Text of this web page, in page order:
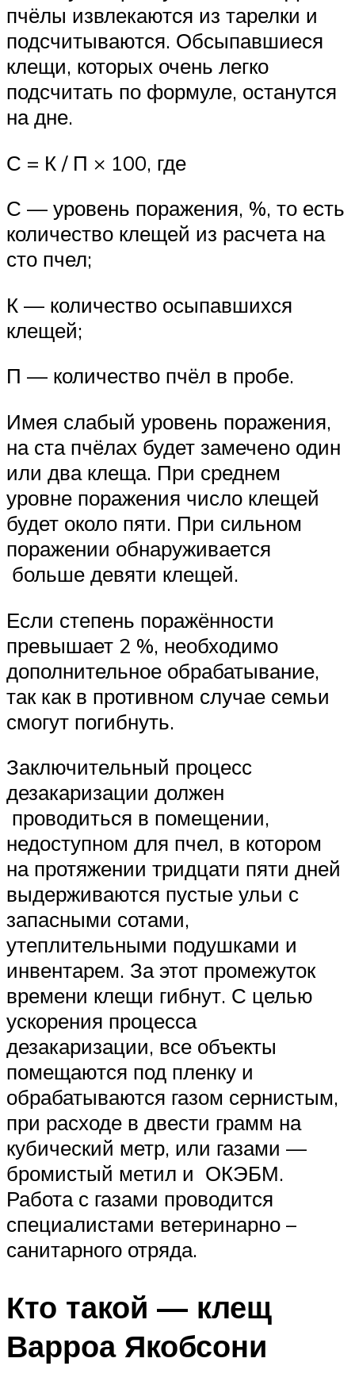
пчёлы извлекаются из тарелки и
подсчитываются. Обсыпавшиеся
клещи, которых очень легко
подсчитать по формуле, останутся
на дне.
С = К / П × 100, где
С — уровень поражения, %, то есть
количество клещей из расчета на
сто пчел;
К — количество осыпавшихся
клещей;
П — количество пчёл в пробе.
Имея слабый уровень поражения,
на ста пчёлах будет замечено один
или два клеща. При среднем
уровне поражения число клещей
будет около пяти. При сильном
поражении обнаруживается
больше девяти клещей.
Если степень поражённости
превышает 2 %, необходимо
дополнительное обрабатывание,
так как в противном случае семьи
смогут погибнуть.
Заключительный процесс
дезакаризации должен
проводиться в помещении,
недоступном для пчел, в котором
на протяжении тридцати пяти дней
выдерживаются пустые ульи с
запасными сотами,
утеплительными подушками и
инвентарем. За этот промежуток
времени клещи гибнут. С целью
ускорения процесса
дезакаризации, все объекты
помещаются под пленку и
обрабатываются газом сернистым,
при расходе в двести грамм на
кубический метр, или газами —
бромистый метил и ОКЭБМ.
Работа с газами проводится
специалистами ветеринарно –
санитарного отряда.
Кто такой — клещ
Варроа Якобсони